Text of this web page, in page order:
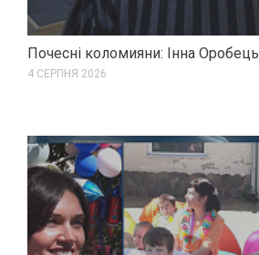
Почесні коломияни: Інна Оробець
4 СЕРПНЯ 2026